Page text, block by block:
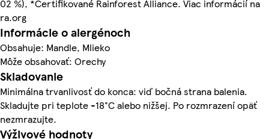
02 %), *Certifikované Rainforest Alliance. Viac informácií na
ra.org
Informácie o alergénoch
Obsahuje: Mandle, Mlieko
Môže obsahovať: Orechy
Skladovanie
Minimálna trvanlivosť do konca: viď bočná strana balenia.
Skladujte pri teplote -18°C alebo nižšej. Po rozmrazení opäť
nezmrazujte.
Výživové hodnoty